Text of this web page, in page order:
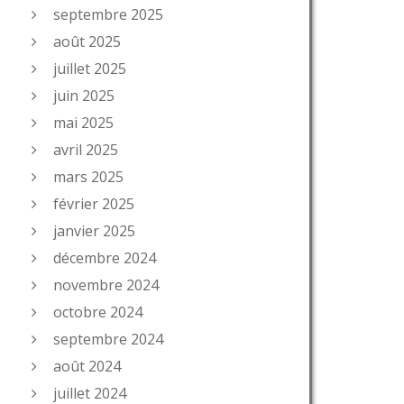
septembre 2025
août 2025
juillet 2025
juin 2025
mai 2025
avril 2025
mars 2025
février 2025
janvier 2025
décembre 2024
novembre 2024
octobre 2024
septembre 2024
août 2024
juillet 2024